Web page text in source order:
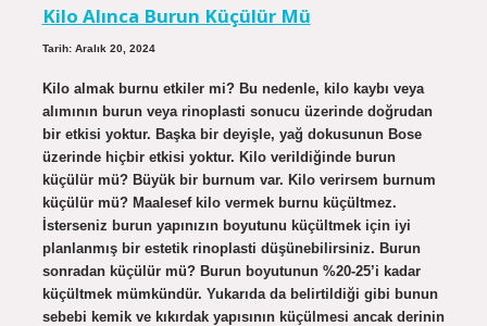
Kilo Alınca Burun Küçülür Mü
Tarih: Aralık 20, 2024
Kilo almak burnu etkiler mi? Bu nedenle, kilo kaybı veya
alımının burun veya rinoplasti sonucu üzerinde doğrudan
bir etkisi yoktur. Başka bir deyişle, yağ dokusunun Bose
üzerinde hiçbir etkisi yoktur. Kilo verildiğinde burun
küçülür mü? Büyük bir burnum var. Kilo verirsem burnum
küçülür mü? Maalesef kilo vermek burnu küçültmez.
İsterseniz burun yapınızın boyutunu küçültmek için iyi
planlanmış bir estetik rinoplasti düşünebilirsiniz. Burun
sonradan küçülür mü? Burun boyutunun %20-25’i kadar
küçültmek mümkündür. Yukarıda da belirtildiği gibi bunun
sebebi kemik ve kıkırdak yapısının küçülmesi ancak derinin